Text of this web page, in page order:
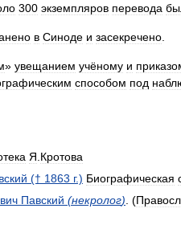
300 экземпляров перевода
в Синоде и засекречено
» увещанием учёному и
способом под
Я Кротова
(† 1863 г.) Биографическая
Павский (некролог) . (